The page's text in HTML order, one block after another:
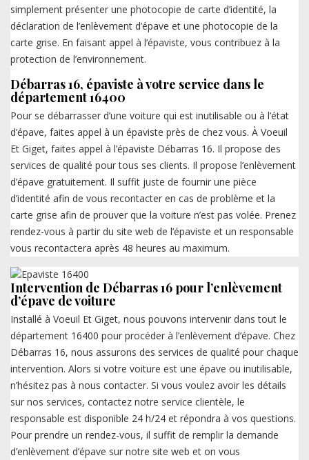
simplement présenter une photocopie de carte d’identité, la
déclaration de l’enlèvement d’épave et une photocopie de la
carte grise. En faisant appel à l’épaviste, vous contribuez à la
protection de l’environnement.
Débarras 16, épaviste à votre service dans le
département 16400
Pour se débarrasser d’une voiture qui est inutilisable ou à l’état
d’épave, faites appel à un épaviste près de chez vous. À Voeuil
Et Giget, faites appel à l’épaviste Débarras 16. Il propose des
services de qualité pour tous ses clients. Il propose l’enlèvement
d’épave gratuitement. Il suffit juste de fournir une pièce
d’identité afin de vous recontacter en cas de problème et la
carte grise afin de prouver que la voiture n’est pas volée. Prenez
rendez-vous à partir du site web de l’épaviste et un responsable
vous recontactera après 48 heures au maximum.
Intervention de Débarras 16 pour l’enlèvement
d’épave de voiture
Installé à Voeuil Et Giget, nous pouvons intervenir dans tout le
département 16400 pour procéder à l’enlèvement d’épave. Chez
Débarras 16, nous assurons des services de qualité pour chaque
intervention. Alors si votre voiture est une épave ou inutilisable,
n’hésitez pas à nous contacter. Si vous voulez avoir les détails
sur nos services, contactez notre service clientèle, le
responsable est disponible 24 h/24 et répondra à vos questions.
Pour prendre un rendez-vous, il suffit de remplir la demande
d’enlèvement d’épave sur notre site web et on vous